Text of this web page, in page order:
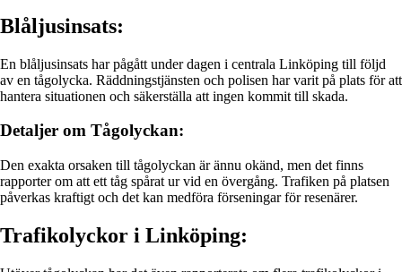
Blåljusinsats:
En blåljusinsats har pågått under dagen i centrala Linköping till följd
av en tågolycka. Räddningstjänsten och polisen har varit på plats för att
hantera situationen och säkerställa att ingen kommit till skada.
Detaljer om Tågolyckan:
Den exakta orsaken till tågolyckan är ännu okänd, men det finns
rapporter om att ett tåg spårat ur vid en övergång. Trafiken på platsen
påverkas kraftigt och det kan medföra förseningar för resenärer.
Trafikolyckor i Linköping: